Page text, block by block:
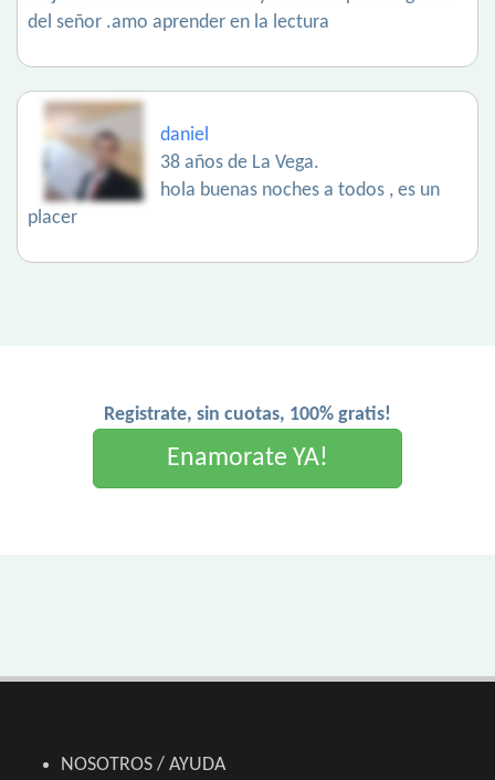
del señor .amo aprender en la lectura
daniel
38 años de La Vega.
hola buenas noches a todos , es un
placer
Registrate, sin cuotas, 100% gratis!
Enamorate YA!
NOSOTROS / AYUDA